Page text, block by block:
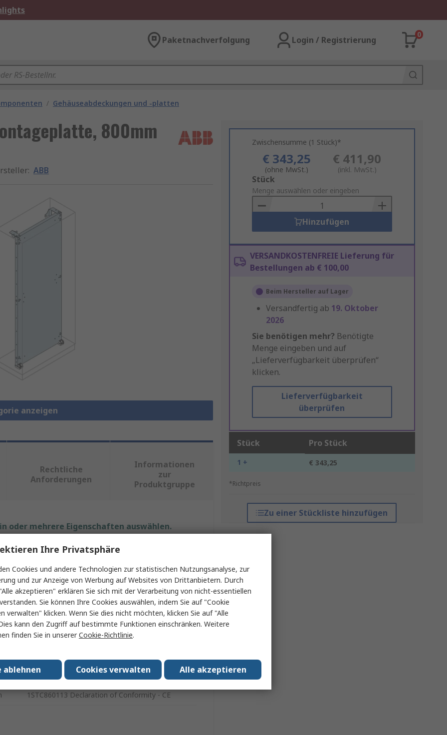
Paketnachverfolgung Login / Registrierung
0
/ Gehäuseabdeckungen und -platten
800mm
: ABB
anzeigen
Zwischensumme (1 Stück)*
€ 343,25
(ohne MwSt.)
€ 411,90
(inkl. MwSt.)
Add
to
Basket
Stück
Menge auswählen oder eingeben
Hinzufügen
VERSANDKOSTENFREIE Lieferung für
Bestellungen ab € 100,00
Beim Hersteller auf Lager
Versandfertig ab 19. Oktober
2026
Sie benötigen mehr? Benötigte
Menge eingeben und auf
„Lieferverfügbarkeit überprüfen“
klicken.
Lieferverfügbarkeit
überprüfen
Stück Pro Stück
1 + € 343,25
*Richtpreis
Zu einer Stückliste hinzufügen
Rechtliche
Anforderungen
Informationen
zur
Produktgruppe
oder mehrere Eigenschaften auswählen.
Wert
ABB
Montageplatte
800mm
2.2m
Is2-Gehäuse
1STC860113 Declaration of Conformity - CE
Ihre Privatsphäre
Cookies und andere Technologien zur statistischen Nutzungsanalyse, zur
und zur Anzeige von Werbung auf Websites von Drittanbietern. Durch
akzeptieren" erklären Sie sich mit der Verarbeitung von nicht-essentiellen
Sie können Ihre Cookies auswählen, indem Sie auf "Cookie
verwalten" klicken. Wenn Sie dies nicht möchten, klicken Sie auf "Alle
kann den Zugriff auf bestimmte Funktionen einschränken. Weitere
finden Sie in unsererCookie-Richtlinie.
Alle akzeptieren
Cookies verwalten
ablehnen